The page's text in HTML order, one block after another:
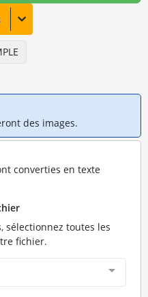
des images.
converties en texte
sélectionnez toutes les
fichier.